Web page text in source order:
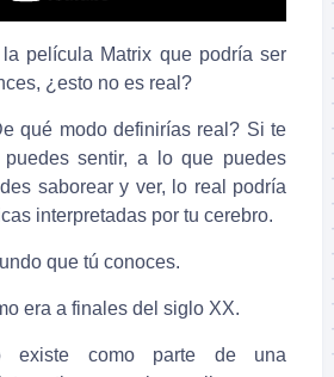
película Matrix que podría ser
¿esto no es real?
qué modo definirías real? Si te
sentir, a lo que puedes
saborear y ver, lo real podría
interpretadas por tu cerebro.
que tú conoces.
era a finales del siglo XX.
existe como parte de una